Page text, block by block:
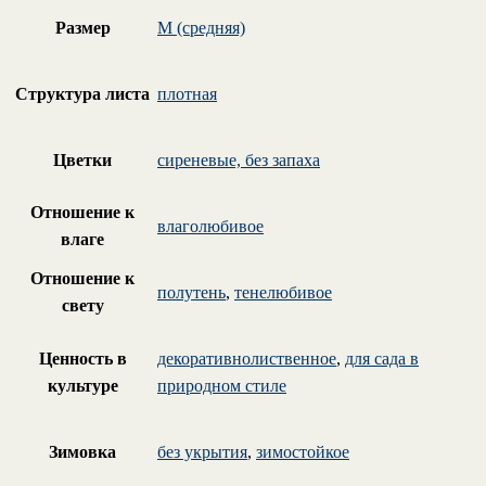
Размер M (средняя)
Структура листа плотная
Цветки сиреневые, без запаха
Отношение к
влаге
влаголюбивое
Отношение к
свету
полутень, тенелюбивое
Ценность в
культуре
декоративнолиственное, для сада в
природном стиле
Зимовка без укрытия, зимостойкое